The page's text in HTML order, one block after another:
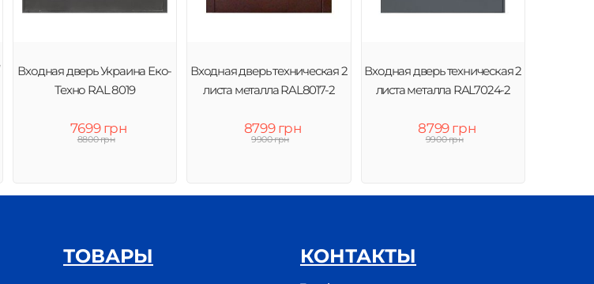
Входная дверь Украина Еко-
Техно RAL 8019
7699 грн
8800 грн
Входная дверь техническая 2
листа металла RAL8017-2
8799 грн
9900 грн
Входная дверь техническая 2
листа металла RAL7024-2
8799 грн
9900 грн
ТОВАРЫ КОНТАКТЫ